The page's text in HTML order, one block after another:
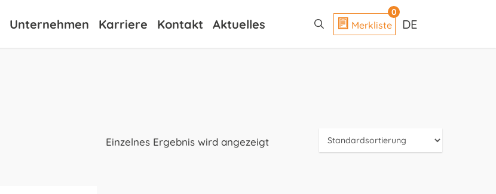
Unternehmen Karriere Kontakt Aktuelles
0
Merkliste DE
Einzelnes Ergebnis wird angezeigt